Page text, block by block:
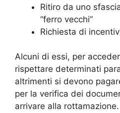
Ritiro da uno
“ferro vecchi”
Richiesta di
Alcuni di essi, per
rispettare determinati
altrimenti si devono
per la verifica dei
arrivare alla rottamazione.